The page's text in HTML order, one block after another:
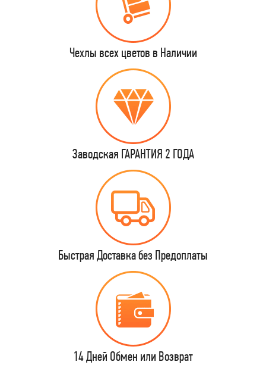
Чехлы всех цветов в Наличии
Заводская ГАРАНТИЯ 2 ГОДА
Быстрая Доставка без Предоплаты
14 Дней Обмен или Возврат